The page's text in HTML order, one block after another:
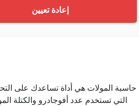
إعادة تعيين
حاسبة المولات هي أداة تساعدك على
التي تستخدم عدد أفوجادرو والكتلة